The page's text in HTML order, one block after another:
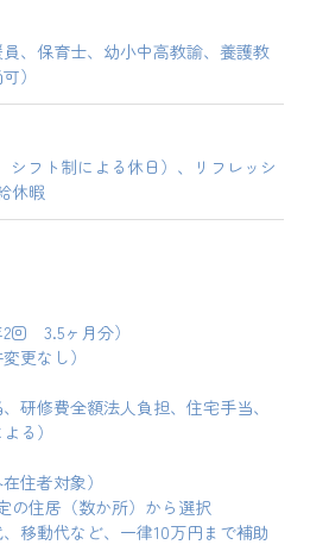
、保育士、幼小中高教諭、養護教
）
シフト制による休日）、リフレッシ
休暇
回 3.5ヶ月分）
更なし）
研修費全額法人負担、住宅手当、
る）
住者対象）
の住居（数か所）から選択
移動代など、一律10万円まで補助